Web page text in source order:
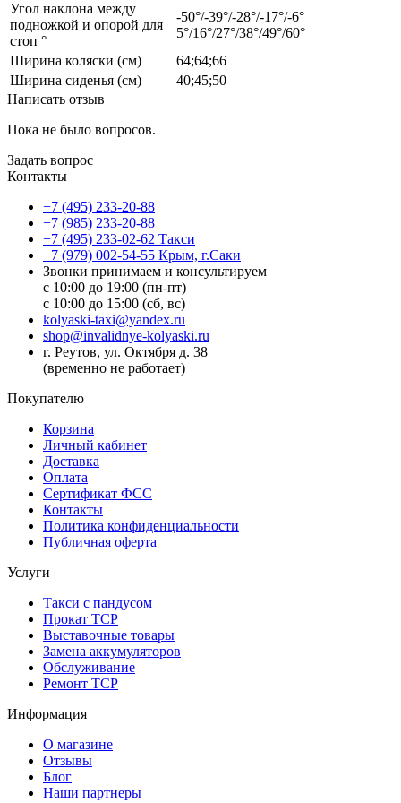
Угол наклона между
подножкой и опорой для
стоп °
-50°/-39°/-28°/-17°/-6°
5°/16°/27°/38°/49°/60°
Ширина коляски (см)
64;64;66
Ширина сиденья (см)
40;45;50
Написать отзыв
Пока не было вопросов.
Задать вопрос
Контакты
+7 (495) 233-20-88
+7 (985) 233-20-88
+7 (495) 233-02-62 Такси
+7 (979) 002-54-55 Крым, г.Саки
Звонки принимаем и консультируем
с 10:00 до 19:00 (пн-пт)
с 10:00 до 15:00 (сб, вс)
kolyaski-taxi@yandex.ru
shop@invalidnye-kolyaski.ru
г. Реутов, ул. Октября д. 38
(временно не работает)
Покупателю
Корзина
Личный кабинет
Доставка
Оплата
Сертификат ФСС
Контакты
Политика конфиденциальности
Публичная оферта
Услуги
Такси с пандусом
Прокат ТСР
Выставочные товары
Замена аккумуляторов
Обслуживание
Ремонт ТСР
Информация
О магазине
Отзывы
Блог
Наши партнеры